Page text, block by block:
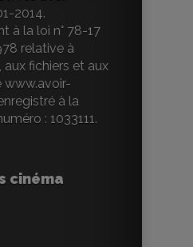
2014.
à la loi n° 78-17
relative à
fichiers et aux
www.avoir-
à la
: 1033111.
cinéma